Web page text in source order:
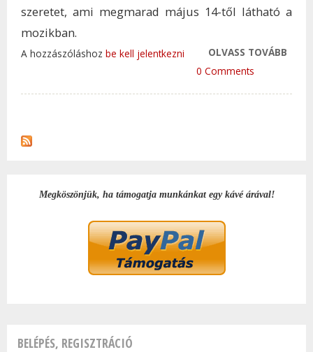
szeretet, ami megmarad május 14-től látható a
mozikban.
OLVASS TOVÁBB
A hozzászóláshoz be kell jelentkezni
0 Comments
Megköszönjük, ha támogatja munkánkat egy kávé árával!
BELÉPÉS, REGISZTRÁCIÓ